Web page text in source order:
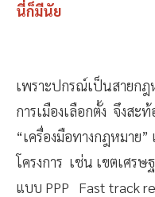
นี่ก็มีนัย
เพราะปกรณ์เป็นสายกฎ
การเมืองเลือกตั้ง จึงสะ
“เครื่องมือทางกฎหมาย”
โครงการ เช่น เขตเศ
แบบ PPP Fast track